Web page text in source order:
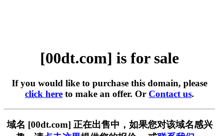
[00dt.com] is for sale
If you would like to purchase this domain, please
click here to make an offer. Or Contact us.
域名 [00dt.com] 正在出售中，如果您对该域名感兴